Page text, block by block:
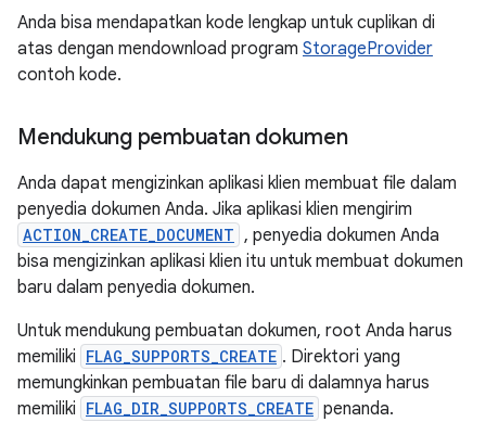
Anda bisa mendapatkan kode lengkap untuk cuplikan di
atas dengan mendownload program StorageProvider
contoh kode.
Mendukung pembuatan dokumen
Anda dapat mengizinkan aplikasi klien membuat file dalam
penyedia dokumen Anda. Jika aplikasi klien mengirim
ACTION_CREATE_DOCUMENT , penyedia dokumen Anda
bisa mengizinkan aplikasi klien itu untuk membuat dokumen
baru dalam penyedia dokumen.
Untuk mendukung pembuatan dokumen, root Anda harus
memiliki FLAG_SUPPORTS_CREATE . Direktori yang
memungkinkan pembuatan file baru di dalamnya harus
memiliki FLAG_DIR_SUPPORTS_CREATE penanda.